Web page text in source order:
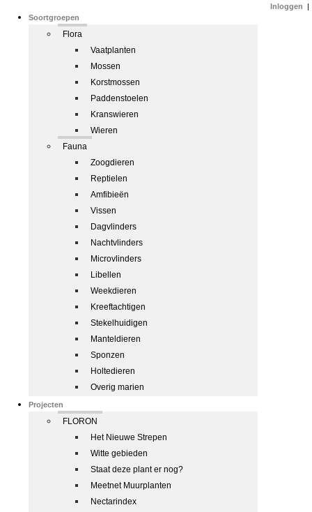
Soortgroepen
Flora
Vaatplanten
Mossen
Korstmossen
Paddenstoelen
Kranswieren
Wieren
Fauna
Zoogdieren
Reptielen
Amfibieën
Vissen
Dagvlinders
Nachtvlinders
Microvlinders
Libellen
Weekdieren
Kreeftachtigen
Stekelhuidigen
Manteldieren
Sponzen
Holtedieren
Overig marien
Projecten
FLORON
Het Nieuwe Strepen
Witte gebieden
Staat deze plant er nog?
Meetnet Muurplanten
Nectarindex
Inloggen |